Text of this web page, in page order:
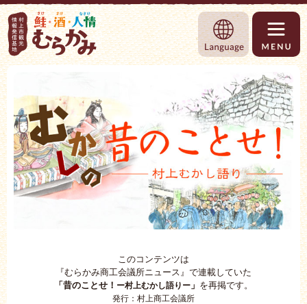
村上市観光情報総合サイト 村上市観光
Language
このコンテンツは
『むらかみ商工会議所ニュース』で連載していた
「昔のことせ！ ー村上むかし語りー 」 を再掲です。
発行：村上商工会議所